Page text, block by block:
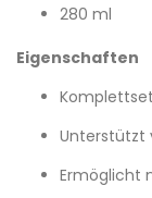
280 ml
Eigenschaften
Unterstützt
Ermöglicht